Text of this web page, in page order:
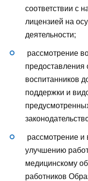
соответствии с
лицензией на
деятельности;
рассмотрение
предоставления
воспитанников
поддержки и
рассмотрение
улучшению
медицинскому
работников